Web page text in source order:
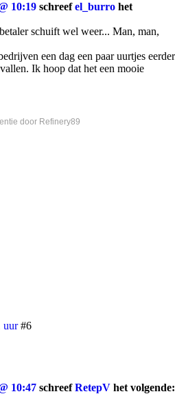
10:19 schreefel_burro het
schuift wel weer... Man, man,
een dag een paar uurtjes eerder
Ik hoop dat het een mooie
door Refinery89
uur #6
10:47 schreefRetepV het volgende: